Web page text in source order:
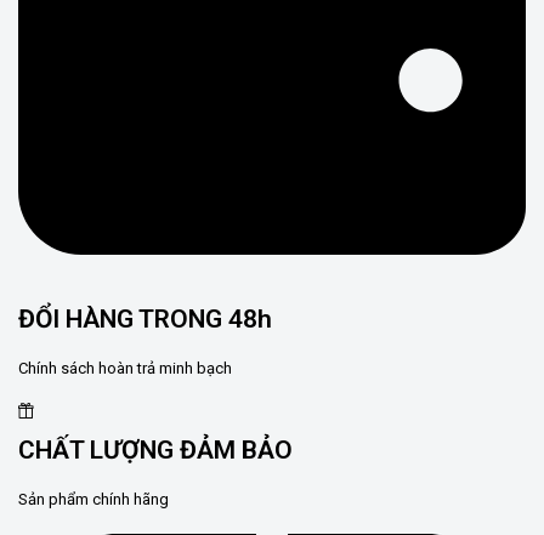
ĐỔI HÀNG TRONG 48h
Chính sách hoàn trả minh bạch
CHẤT LƯỢNG ĐẢM BẢO
Sản phẩm chính hãng